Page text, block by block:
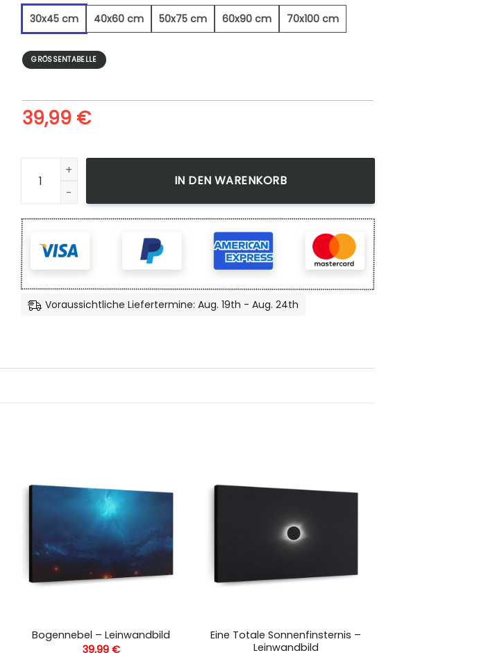
30x45 cm
40x60 cm 50x75 cm 60x90 cm 70x100 cm
GRÖSSENTABELLE
39,99 €
Roter Nebel - Leinwandbild Menge
IN DEN WARENKORB
Voraussichtliche Liefertermine: Aug. 19th - Aug. 24th
Bogennebel – Leinwandbild
39,99 €
Eine Totale Sonnenfinsternis –
Leinwandbild